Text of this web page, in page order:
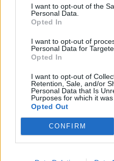
I want to opt-out of the
Personal Data.
Opted In
I want to opt-out of
Personal Data for
Opted In
I want to opt-out of
Retention, Sale, and/or
Personal Data that Is
Purposes for which it was
Opted Out
CONFIRM
31 de juliol
Caçadors
31 de juliol